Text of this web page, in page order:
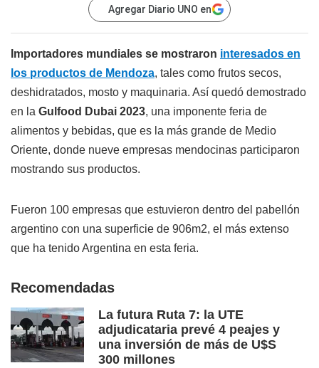
Agregar Diario UNO en
Importadores mundiales se mostraron interesados en
los productos de Mendoza, tales como frutos secos,
deshidratados, mosto y maquinaria. Así quedó demostrado
en la Gulfood Dubai 2023, una imponente feria de
alimentos y bebidas, que es la más grande de Medio
Oriente, donde nueve empresas mendocinas participaron
mostrando sus productos.
Fueron 100 empresas que estuvieron dentro del pabellón
argentino con una superficie de 906m2, el más extenso
que ha tenido Argentina en esta feria.
Recomendadas
La futura Ruta 7: la UTE
adjudicataria prevé 4 peajes y
una inversión de más de U$S
300 millones